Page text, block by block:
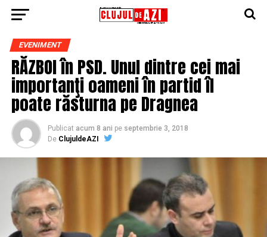
EVENIMENT
RĂZBOI în PSD. Unul dintre cei mai
importanţi oameni în partid îl
poate răsturna pe Dragnea
Publicat acum 8 ani pe septembrie 3, 2018
De ClujuldeAZI